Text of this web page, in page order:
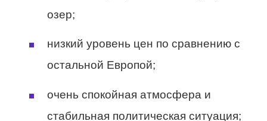
озер;
низкий уровень цен по сравнению с
остальной Европой;
очень спокойная атмосфера и
стабильная политическая ситуация;